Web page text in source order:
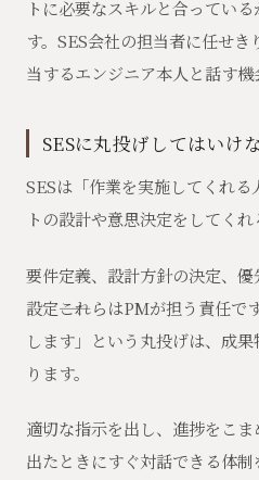
トに必要なスキルと合ってい
す。SES会社の担当者に任せ
当するエンジニア本人と話す機
SESに丸投げしてはいけ
SESは「作業を実施してくれ
トの設計や意思決定をしてくれ
要件定義、設計方針の決定、
設定――これらはPMが担う責任
します」という丸投げは、成
ります。
適切な指示を出し、進捗をこ
出たときにすぐ対話できる体